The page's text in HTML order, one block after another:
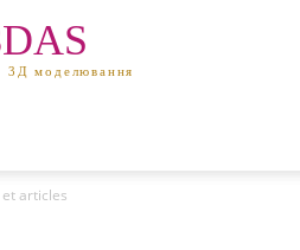
3Д моделювання
articles